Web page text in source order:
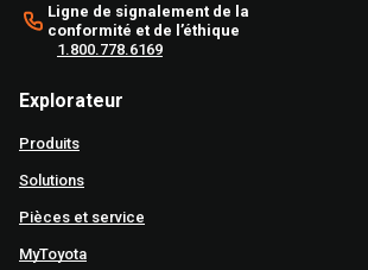
Ligne de signalement de la
conformité et de l’éthique
1.800.778.6169
Explorateur
Produits
Solutions
Pièces et service
MyToyota